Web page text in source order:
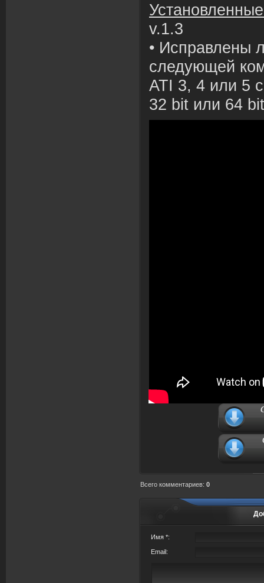
v.1.3
• Исправлены
следующей
ATI 3, 4 или 5
32 bit или 64
Всего комментариев: 0
Имя *:
Email: